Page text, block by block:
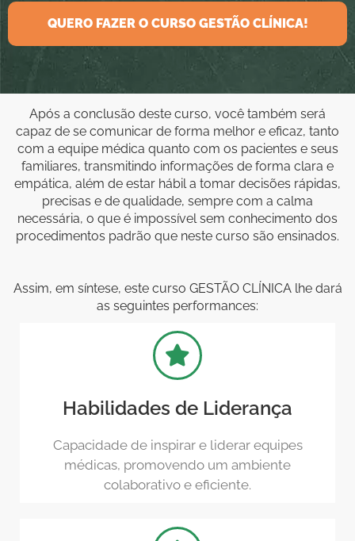
QUERO FAZER O CURSO GESTÃO CLÍNICA!
Após a conclusão deste curso, você também será
capaz de se comunicar de forma melhor e eficaz, tanto
com a equipe médica quanto com os pacientes e seus
familiares, transmitindo informações de forma clara e
empática, além de estar hábil a tomar decisões rápidas,
precisas e de qualidade, sempre com a calma
necessária, o que é impossível sem conhecimento dos
procedimentos padrão que neste curso são ensinados.
Assim, em síntese, este curso GESTÃO CLÍNICA lhe dará
as seguintes performances:
Habilidades de Liderança
Capacidade de inspirar e liderar equipes
médicas, promovendo um ambiente
colaborativo e eficiente.